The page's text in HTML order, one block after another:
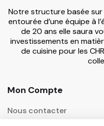
Notre structure basée
entourée d’une équipe à
de 20 ans elle saura
investissements en
de cuisine pour les
Mon Compte
Nous contacter